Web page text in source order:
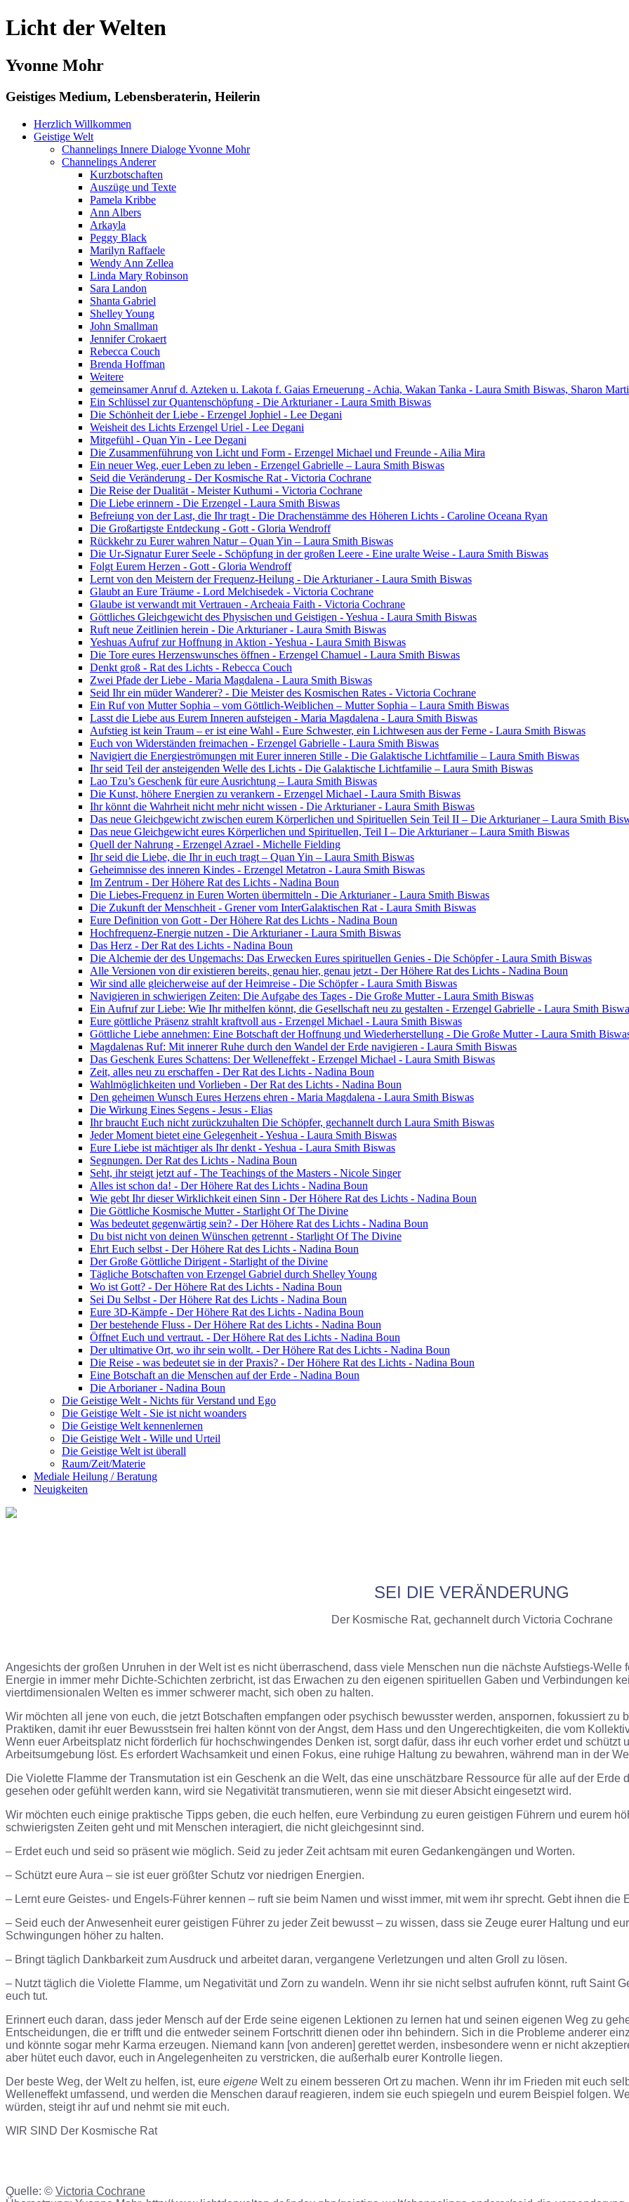
Licht der Welten
Yvonne Mohr
Geistiges Medium, Lebensberaterin, Heilerin
Herzlich Willkommen
Geistige Welt
Channelings Innere Dialoge Yvonne Mohr
Channelings Anderer
Kurzbotschaften
Auszüge und Texte
Pamela Kribbe
Ann Albers
Arkayla
Peggy Black
Marilyn Raffaele
Wendy Ann Zellea
Linda Mary Robinson
Sara Landon
Shanta Gabriel
Shelley Young
John Smallman
Jennifer Crokaert
Rebecca Couch
Brenda Hoffman
Weitere
gemeinsamer Anruf d. Azteken u. Lakota f. Gaias Erneuerung - Achia, Wakan Tanka - Laura Smith Biswas, Sharon
Ein Schlüssel zur Quantenschöpfung - Die Arkturianer - Laura Smith Biswas
Die Schönheit der Liebe - Erzengel Jophiel - Lee Degani
Weisheit des Lichts Erzengel Uriel - Lee Degani
Mitgefühl - Quan Yin - Lee Degani
Die Zusammenführung von Licht und Form - Erzengel Michael und Freunde - Ailia Mira
Ein neuer Weg, euer Leben zu leben - Erzengel Gabrielle – Laura Smith Biswas
Seid die Veränderung - Der Kosmische Rat - Victoria Cochrane
Die Reise der Dualität - Meister Kuthumi - Victoria Cochrane
Die Liebe erinnern - Die Erzengel - Laura Smith Biswas
Befreiung von der Last, die Ihr tragt - Die Drachenstämme des Höheren Lichts - Caroline Oceana Ryan
Die Großartigste Entdeckung - Gott - Gloria Wendroff
Rückkehr zu Eurer wahren Natur – Quan Yin – Laura Smith Biswas
Die Ur-Signatur Eurer Seele - Schöpfung in der großen Leere - Eine uralte Weise - Laura Smith Biswas
Folgt Eurem Herzen - Gott - Gloria Wendroff
Lernt von den Meistern der Frequenz-Heilung - Die Arkturianer - Laura Smith Biswas
Glaubt an Eure Träume - Lord Melchisedek - Victoria Cochrane
Glaube ist verwandt mit Vertrauen - Archeaia Faith - Victoria Cochrane
Göttliches Gleichgewicht des Physischen und Geistigen - Yeshua - Laura Smith Biswas
Ruft neue Zeitlinien herein - Die Arkturianer - Laura Smith Biswas
Yeshuas Aufruf zur Hoffnung in Aktion - Yeshua - Laura Smith Biswas
Die Tore eures Herzenswunsches öffnen - Erzengel Chamuel - Laura Smith Biswas
Denkt groß - Rat des Lichts - Rebecca Couch
Zwei Pfade der Liebe - Maria Magdalena - Laura Smith Biswas
Seid Ihr ein müder Wanderer? - Die Meister des Kosmischen Rates - Victoria Cochrane
Ein Ruf von Mutter Sophia – vom Göttlich-Weiblichen – Mutter Sophia – Laura Smith Biswas
Lasst die Liebe aus Eurem Inneren aufsteigen - Maria Magdalena - Laura Smith Biswas
Aufstieg ist kein Traum – er ist eine Wahl - Eure Schwester, ein Lichtwesen aus der Ferne - Laura Smith Biswas
Euch von Widerständen freimachen - Erzengel Gabrielle - Laura Smith Biswas
Navigiert die Energieströmungen mit Eurer inneren Stille - Die Galaktische Lichtfamilie – Laura Smith Biswas
Ihr seid Teil der ansteigenden Welle des Lichts - Die Galaktische Lichtfamilie – Laura Smith Biswas
Lao Tzu’s Geschenk für eure Ausrichtung – Laura Smith Biswas
Die Kunst, höhere Energien zu verankern - Erzengel Michael - Laura Smith Biswas
Ihr könnt die Wahrheit nicht mehr nicht wissen - Die Arkturianer - Laura Smith Biswas
Das neue Gleichgewicht zwischen eurem Körperlichen und Spirituellen Sein Teil II – Die Arkturianer – Laura Smith
Das neue Gleichgewicht eures Körperlichen und Spirituellen, Teil I – Die Arkturianer – Laura Smith Biswas
Quell der Nahrung - Erzengel Azrael - Michelle Fielding
Ihr seid die Liebe, die Ihr in euch tragt – Quan Yin – Laura Smith Biswas
Geheimnisse des inneren Kindes - Erzengel Metatron - Laura Smith Biswas
Im Zentrum - Der Höhere Rat des Lichts - Nadina Boun
Die Liebes-Frequenz in Euren Worten übermitteln - Die Arkturianer - Laura Smith Biswas
Die Zukunft der Menschheit - Grener vom InterGalaktischen Rat - Laura Smith Biswas
Eure Definition von Gott - Der Höhere Rat des Lichts - Nadina Boun
Hochfrequenz-Energie nutzen - Die Arkturianer - Laura Smith Biswas
Das Herz - Der Rat des Lichts - Nadina Boun
Die Alchemie der des Ungemachs: Das Erwecken Eures spirituellen Genies - Die Schöpfer - Laura Smith Biswas
Alle Versionen von dir existieren bereits, genau hier, genau jetzt - Der Höhere Rat des Lichts - Nadina Boun
Wir sind alle gleicherweise auf der Heimreise - Die Schöpfer - Laura Smith Biswas
Navigieren in schwierigen Zeiten: Die Aufgabe des Tages - Die Große Mutter - Laura Smith Biswas
Ein Aufruf zur Liebe: Wie Ihr mithelfen könnt, die Gesellschaft neu zu gestalten - Erzengel Gabrielle - Laura Smith
Eure göttliche Präsenz strahlt kraftvoll aus - Erzengel Michael - Laura Smith Biswas
Göttliche Liebe annehmen: Eine Botschaft der Hoffnung und Wiederherstellung - Die Große Mutter - Laura Smith
Magdalenas Ruf: Mit innerer Ruhe durch den Wandel der Erde navigieren - Laura Smith Biswas
Das Geschenk Eures Schattens: Der Welleneffekt - Erzengel Michael - Laura Smith Biswas
Zeit, alles neu zu erschaffen - Der Rat des Lichts - Nadina Boun
Wahlmöglichkeiten und Vorlieben - Der Rat des Lichts - Nadina Boun
Den geheimen Wunsch Eures Herzens ehren - Maria Magdalena - Laura Smith Biswas
Die Wirkung Eines Segens - Jesus - Elias
Ihr braucht Euch nicht zurückzuhalten Die Schöpfer, gechannelt durch Laura Smith Biswas
Jeder Moment bietet eine Gelegenheit - Yeshua - Laura Smith Biswas
Eure Liebe ist mächtiger als Ihr denkt - Yeshua - Laura Smith Biswas
Segnungen. Der Rat des Lichts - Nadina Boun
Seht, ihr steigt jetzt auf - The Teachings of the Masters - Nicole Singer
Alles ist schon da! - Der Höhere Rat des Lichts - Nadina Boun
Wie gebt Ihr dieser Wirklichkeit einen Sinn - Der Höhere Rat des Lichts - Nadina Boun
Die Göttliche Kosmische Mutter - Starlight Of The Divine
Was bedeutet gegenwärtig sein? - Der Höhere Rat des Lichts - Nadina Boun
Du bist nicht von deinen Wünschen getrennt - Starlight Of The Divine
Ehrt Euch selbst - Der Höhere Rat des Lichts - Nadina Boun
Der Große Göttliche Dirigent - Starlight of the Divine
Tägliche Botschaften von Erzengel Gabriel durch Shelley Young
Wo ist Gott? - Der Höhere Rat des Lichts - Nadina Boun
Sei Du Selbst - Der Höhere Rat des Lichts - Nadina Boun
Eure 3D-Kämpfe - Der Höhere Rat des Lichts - Nadina Boun
Der bestehende Fluss - Der Höhere Rat des Lichts - Nadina Boun
Öffnet Euch und vertraut. - Der Höhere Rat des Lichts - Nadina Boun
Der ultimative Ort, wo ihr sein wollt. - Der Höhere Rat des Lichts - Nadina Boun
Die Reise - was bedeutet sie in der Praxis? - Der Höhere Rat des Lichts - Nadina Boun
Eine Botschaft an die Menschen auf der Erde - Nadina Boun
Die Arborianer - Nadina Boun
Die Geistige Welt - Nichts für Verstand und Ego
Die Geistige Welt - Sie ist nicht woanders
Die Geistige Welt kennenlernen
Die Geistige Welt - Wille und Urteil
Die Geistige Welt ist überall
Raum/Zeit/Materie
Mediale Heilung / Beratung
Neuigkeiten
SEI DIE VERÄNDERUNG
Der Kosmische Rat, gechannelt durch Victoria Cochrane
Angesichts der großen Unruhen in der Welt ist es nicht überraschend, dass viele Menschen nun die nächste Aufstiegs-
Energie in immer mehr Dichte-Schichten zerbricht, ist das Erwachen zu den eigenen spirituellen Gaben und Verbindungen
viertdimensionalen Welten es immer schwerer macht, sich oben zu halten.
Wir möchten all jene von euch, die jetzt Botschaften empfangen oder psychisch bewusster werden, anspornen, fokussiert zu
Praktiken, damit ihr euer Bewusstsein frei halten könnt von der Angst, dem Hass und den Ungerechtigkeiten, die vom
Wenn euer Arbeitsplatz nicht förderlich für hochschwingendes Denken ist, sorgt dafür, dass ihr euch vorher erdet und schützt
Arbeitsumgebung löst. Es erfordert Wachsamkeit und einen Fokus, eine ruhige Haltung zu bewahren, während man in der
Die Violette Flamme der Transmutation ist ein Geschenk an die Welt, das eine unschätzbare Ressource für alle auf der
gesehen oder gefühlt werden kann, wird sie Negativität transmutieren, wenn sie mit dieser Absicht eingesetzt wird.
Wir möchten euch einige praktische Tipps geben, die euch helfen, eure Verbindung zu euren geistigen Führern und eurem
schwierigsten Zeiten geht und mit Menschen interagiert, die nicht gleichgesinnt sind.
– Erdet euch und seid so präsent wie möglich. Seid zu jeder Zeit achtsam mit euren Gedankengängen und Worten.
– Schützt eure Aura – sie ist euer größter Schutz vor niedrigen Energien.
– Lernt eure Geistes- und Engels-Führer kennen – ruft sie beim Namen und wisst immer, mit wem ihr sprecht. Gebt ihnen die
– Seid euch der Anwesenheit eurer geistigen Führer zu jeder Zeit bewusst – zu wissen, dass sie Zeuge eurer Haltung und
Schwingungen höher zu halten.
– Bringt täglich Dankbarkeit zum Ausdruck und arbeitet daran, vergangene Verletzungen und alten Groll zu lösen.
– Nutzt täglich die Violette Flamme, um Negativität und Zorn zu wandeln. Wenn ihr sie nicht selbst aufrufen könnt, ruft Saint
euch tut.
Erinnert euch daran, dass jeder Mensch auf der Erde seine eigenen Lektionen zu lernen hat und seinen eigenen Weg zu
Entscheidungen, die er trifft und die entweder seinem Fortschritt dienen oder ihn behindern. Sich in die Probleme anderer
und könnte sogar mehr Karma erzeugen. Niemand kann [von anderen] gerettet werden, insbesondere wenn er nicht
aber hütet euch davor, euch in Angelegenheiten zu verstricken, die außerhalb eurer Kontrolle liegen.
Der beste Weg, der Welt zu helfen, ist, eure eigene Welt zu einem besseren Ort zu machen. Wenn ihr im Frieden mit euch
Welleneffekt umfassend, und werden die Menschen darauf reagieren, indem sie euch spiegeln und eurem Beispiel folgen.
würden, steigt ihr auf und nehmt sie mit euch.
WIR SIND Der Kosmische Rat
Quelle: © Victoria Cochrane